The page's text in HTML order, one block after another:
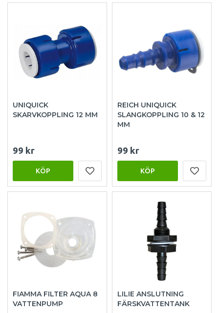
UNIQUICK
SKARVKOPPLING 12 MM
99 kr
KÖP
REICH UNIQUICK
SLANGKOPPLING 10 & 12
MM
99 kr
KÖP
FIAMMA FILTER AQUA 8
VATTENPUMP
LILIE ANSLUTNING
FÄRSKVATTENTANK